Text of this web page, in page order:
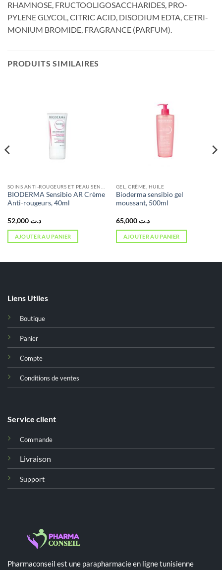
RHAMNOSE, FRUCTOOLIGOSACCHARIDES, PRO-
PYLENE GLYCOL, CITRIC ACID, DISODIUM EDTA, CETRI-
MONIUM BROMIDE, FRAGRANCE (PARFUM).
PRODUITS SIMILAIRES
BIODERMA Sensibio AR Crème
Anti-rougeurs, 40ml
د.ت 52,000
AJOUTER AU PANIER
GEL, CRÈME, HUILE
Bioderma sensibio gel
moussant, 500ml
د.ت 65,000
AJOUTER AU PANIER
Liens Utiles
Boutique
Panier
Compte
Conditions de ventes
Service client
Commande
Livraison
Support
Pharmaconseil est une parapharmacie en ligne tunisienne